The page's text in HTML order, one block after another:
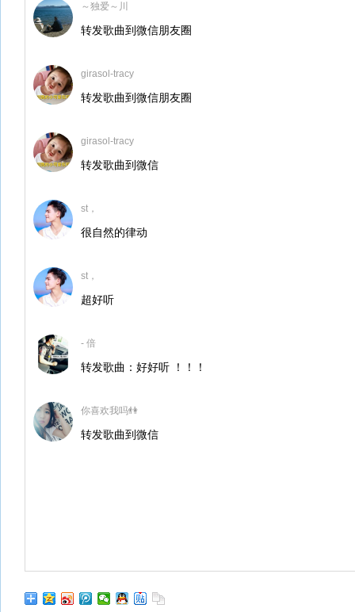
～独爱～川
转发歌曲到微信朋友圈
girasol-tracy
转发歌曲到微信朋友圈
girasol-tracy
转发歌曲到微信
st，
很自然的律动
st，
超好听
- 倍
转发歌曲：好好听 ！！！
你喜欢我吗👫
转发歌曲到微信